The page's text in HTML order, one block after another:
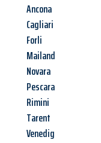
Ancona
Cagliari
Forli
Mailand
Novara
Pescara
Rimini
Tarent
Venedig